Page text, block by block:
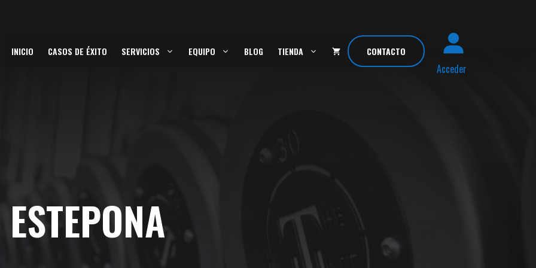
INICIO CASOS DE ÉXITO SERVICIOS EQUIPO BLOG TIENDA CONTACTO
Acceder